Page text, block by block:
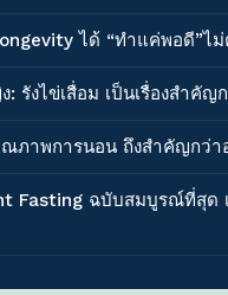
ได้ “ทำแค่พอดี”
รังไข่เสื่อม เป็นเรื่องสำคั
ภาพการนอน ถึงสำคัญกว่า
Fasting ฉบับสมบูรณ์ที่สุด